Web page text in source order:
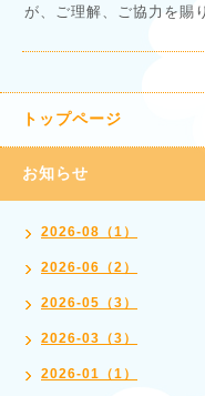
が、ご理解、ご協力を賜
トップページ
お知らせ
2026-08（1）
2026-06（2）
2026-05（3）
2026-03（3）
2026-01（1）